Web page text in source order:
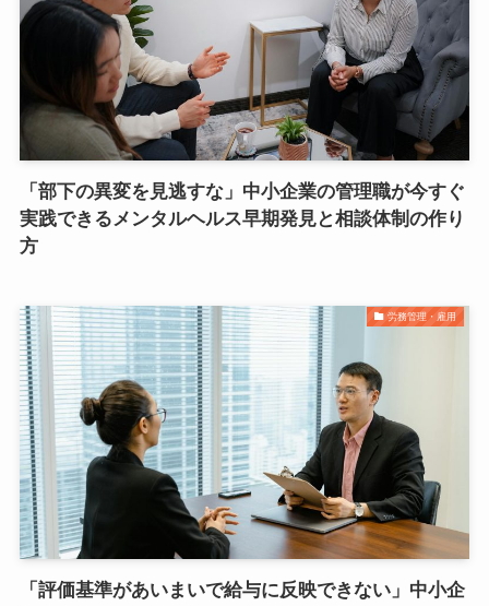
「部下の異変を見逃すな」中小企業の管理職が今すぐ
実践できるメンタルヘルス早期発見と相談体制の作り
方
労務管理・雇用
「評価基準があいまいで給与に反映できない」中小企